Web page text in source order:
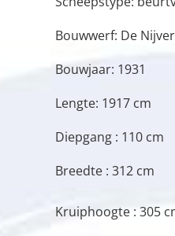
Bouwwerf: De
Bouwjaar: 1931
Lengte: 1917 cm
Diepgang : 110 cm
Breedte : 312 cm
Kruiphoogte : 305